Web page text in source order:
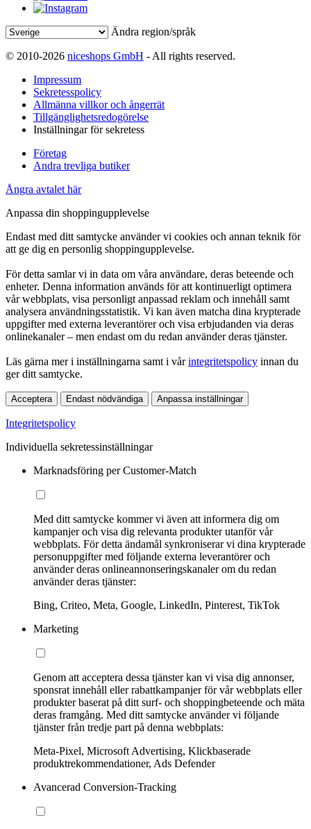
Ändra region/språk
© 2010-2026 niceshops GmbH - All rights reserved.
Impressum
Sekretesspolicy
Allmänna villkor och ångerrät
Tillgänglighetsredogörelse
Inställningar för sekretess
Företag
Andra trevliga butiker
Ångra avtalet här
Anpassa din shoppingupplevelse
Endast med ditt samtycke använder vi cookies och annan teknik för
att ge dig en personlig shoppingupplevelse.
För detta samlar vi in data om våra användare, deras beteende och
enheter. Denna information används för att kontinuerligt optimera
vår webbplats, visa personligt anpassad reklam och innehåll samt
analysera användningsstatistik. Vi kan även matcha dina krypterade
uppgifter med externa leverantörer och visa erbjudanden via deras
onlinekanaler – men endast om du redan använder deras tjänster.
Läs gärna mer i inställningarna samt i vårintegritetspolicy innan du
ger ditt samtycke.
Acceptera Endast nödvändiga Anpassa inställningar
Integritetspolicy
Individuella sekretessinställningar
Marknadsföring per Customer-Match
Med ditt samtycke kommer vi även att informera dig om
kampanjer och visa dig relevanta produkter utanför vår
webbplats. För detta ändamål synkroniserar vi dina krypterade
personuppgifter med följande externa leverantörer och
använder deras onlineannonseringskanaler om du redan
använder deras tjänster:
Bing, Criteo, Meta, Google, LinkedIn, Pinterest, TikTok
Marketing
Genom att acceptera dessa tjänster kan vi visa dig annonser,
sponsrat innehåll eller rabattkampanjer för vår webbplats eller
produkter baserat på ditt surf- och shoppingbeteende och mäta
deras framgång. Med ditt samtycke använder vi följande
tjänster från tredje part på denna webbplats:
Meta-Pixel, Microsoft Advertising, Klickbaserade
produktrekommendationer, Ads Defender
Avancerad Conversion-Tracking